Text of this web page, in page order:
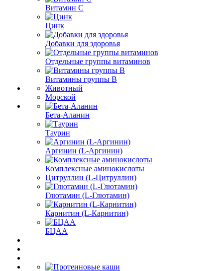
Витамин С
Цинк
Добавки для здоровья
Отдельные группы витаминов
Витамины группы В
Животный
Морской
Бета-Аланин
Таурин
Аргинин (L-Аргинин)
Комплексные аминокислоты
Цитруллин (L-Цитруллин)
Глютамин (L-Глютамин)
Карнитин (L-Карнитин)
БЦАА